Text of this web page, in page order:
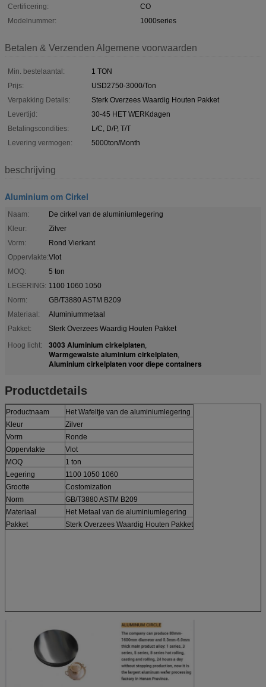
Certificering:
CO
Modelnummer:
1000series
Betalen & Verzenden Algemene voorwaarden
Min. bestelaantal:
1 TON
Prijs:
USD2750-3000/Ton
Verpakking Details:
Sterk Overzees Waardig Houten Pakket
Levertijd:
30-45 HET WERKdagen
Betalingscondities:
L/C, D/P, T/T
Levering vermogen:
5000ton/Month
beschrijving
Aluminium om Cirkel
Naam:
De cirkel van de aluminiumlegering
Kleur:
Zilver
Vorm:
Rond Vierkant
Oppervlakte:Vlot
MOQ:
5 ton
LEGERING: 1100 1060 1050
Norm:
GB/T3880 ASTM B209
Materiaal:
Aluminiummetaal
Pakket:
Sterk Overzees Waardig Houten Pakket
Hoog licht:
3003 Aluminium cirkelplaten,
Warmgewalste aluminium cirkelplaten,
Aluminium cirkelplaten voor diepe containers
Productdetails
Productnaam
Het Wafeltje van de aluminiumlegering
Kleur
Zilver
Vorm
Ronde
Oppervlakte
Vlot
MOQ
1 ton
Legering
1100 1050 1060
Grootte
Costomization
Norm
GB/T3880 ASTM B209
Materiaal
Het Metaal van de aluminiumlegering
Pakket
Sterk Overzees Waardig Houten Pakket